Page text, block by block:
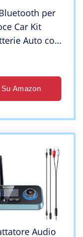
per
Car Kit
Auto con
Amazon
Audio